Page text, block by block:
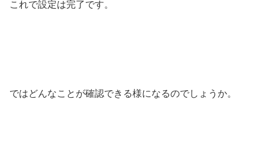
これで設定は完了です。
ではどんなことが確認できる様になるのでしょうか。